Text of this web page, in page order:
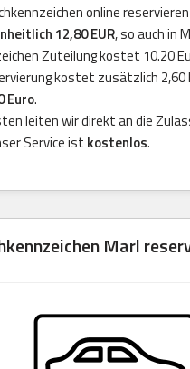
online
12,80 EUR, so auch in
Zuteilung kostet 10.20
kostet zusätzlich 2,60
Euro.
leiten wir direkt an die
Service ist kostenlos.
Marl